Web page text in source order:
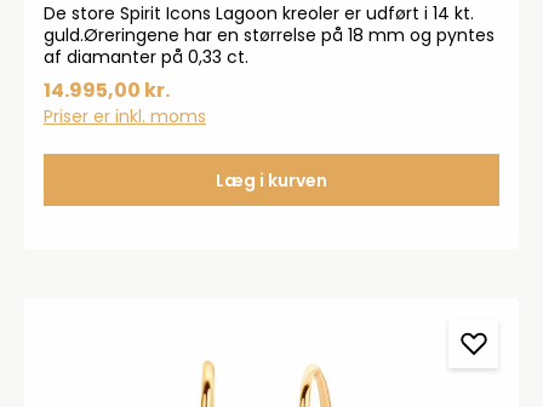
De store Spirit Icons Lagoon kreoler er udført i 14 kt.
guld.Øreringene har en størrelse på 18 mm og pyntes
af diamanter på 0,33 ct.
14.995,00 kr.
Priser er inkl. moms
Læg i kurven